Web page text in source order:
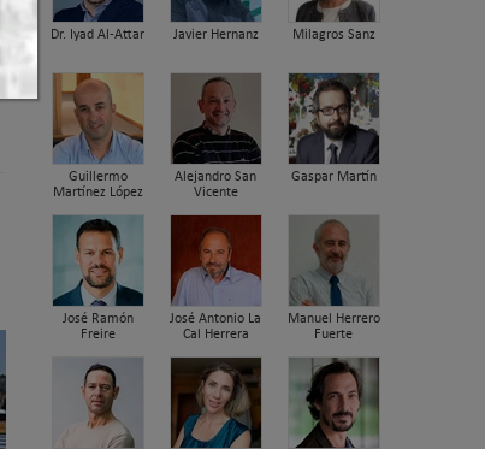
Dr. Iyad Al-Attar Javier Hernanz Milagros Sanz
Guillermo
Martínez López
Alejandro San
Vicente
Gaspar Martín
José Ramón
Freire
José Antonio La
Cal Herrera
Manuel Herrero
Fuerte